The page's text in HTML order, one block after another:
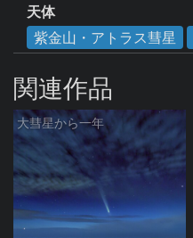
天体
紫金山・アトラス彗星
関連作品
大彗星から一年